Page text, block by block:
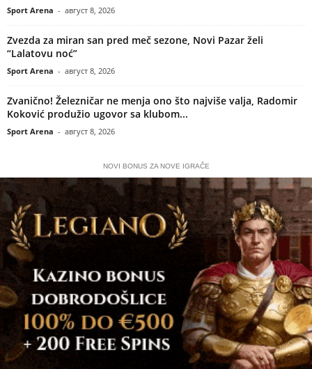
Sport Arena - август 8, 2026
Zvezda za miran san pred meč sezone, Novi Pazar želi
“Lalatovu noć”
Sport Arena - август 8, 2026
Zvanično! Železničar ne menja ono što najviše valja, Radomir
Koković produžio ugovor sa klubom...
Sport Arena - август 8, 2026
NOVI BONUS ZA NOVE IGRAČE